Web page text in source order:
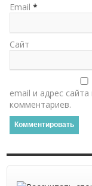
Email *
Сайт
email и адрес
комментариев.